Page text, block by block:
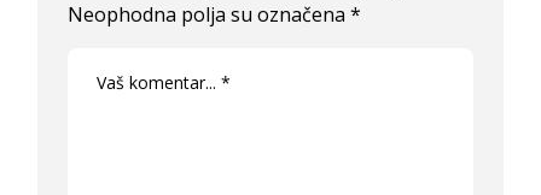
Neophodna polja su označena*